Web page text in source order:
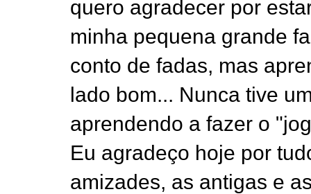
quero agradecer por
minha pequena grande
conto de fadas, mas
lado bom... Nunca tive
aprendendo a fazer o
Eu agradeço hoje por
amizades, as antigas e